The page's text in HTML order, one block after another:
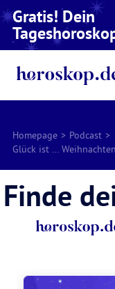
Gratis! Dein
Homepage > Podcast >
Glück ist …
Finde